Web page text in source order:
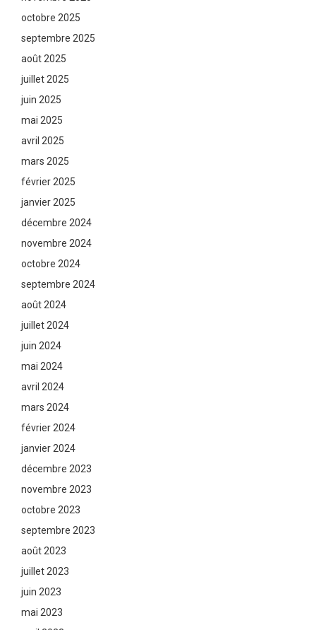
octobre 2025
septembre 2025
août 2025
juillet 2025
juin 2025
mai 2025
avril 2025
mars 2025
février 2025
janvier 2025
décembre 2024
novembre 2024
octobre 2024
septembre 2024
août 2024
juillet 2024
juin 2024
mai 2024
avril 2024
mars 2024
février 2024
janvier 2024
décembre 2023
novembre 2023
octobre 2023
septembre 2023
août 2023
juillet 2023
juin 2023
mai 2023